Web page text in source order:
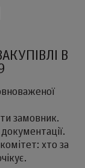
В
замовник.
хто за